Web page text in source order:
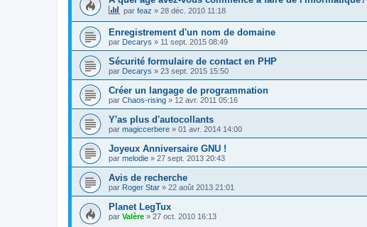
par feaz » 28 déc. 2010 11:18
Enregistrement d'un nom de domaine
par Decarys » 11 sept. 2015 08:49
Sécurité formulaire de contact en PHP
par Decarys » 23 sept. 2015 15:50
Créer un langage de programmation
par Chaos-rising » 12 avr. 2011 05:16
Y'as plus d'autocollants
par magiccerbere » 01 avr. 2014 14:00
Joyeux Anniversaire GNU !
par melodie » 27 sept. 2013 20:43
Avis de recherche
par Roger Star » 22 août 2013 21:01
Planet LegTux
par Valère » 27 oct. 2010 16:13